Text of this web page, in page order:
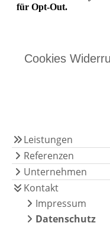
Cookies
Leistungen
Referenzen
Unternehmen
Kontakt
Impressum
Datenschutz